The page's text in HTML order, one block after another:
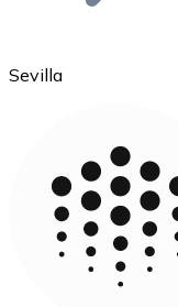
Ethereum
ETH
Sevilla